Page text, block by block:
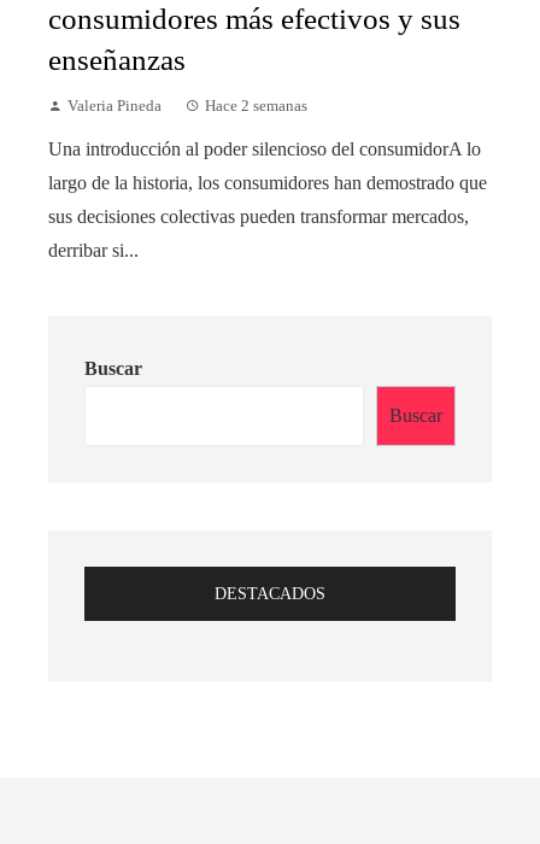
consumidores más efectivos y sus
enseñanzas
Valeria Pineda Hace 2 semanas
Una introducción al poder silencioso del consumidorA lo
largo de la historia, los consumidores han demostrado que
sus decisiones colectivas pueden transformar mercados,
derribar si...
Buscar
Buscar
DESTACADOS